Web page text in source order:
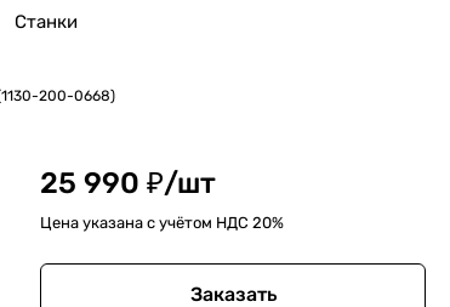
Станки
(1130-200-0668)
25 990 ₽/шт
Цена указана с учётом НДС 20%
Заказать